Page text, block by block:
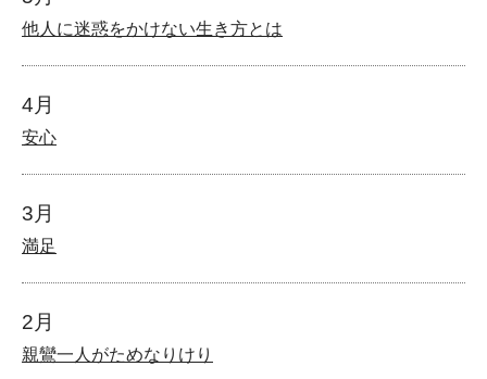
他人に迷惑をかけない生き方とは
4月
安心
3月
満足
2月
親鸞一人がためなりけり